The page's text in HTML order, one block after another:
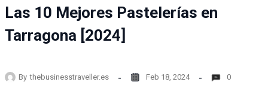
Las 10 Mejores Pastelerías en
Tarragona [2024]
By thebusinesstraveller.es Feb 18, 2024 0